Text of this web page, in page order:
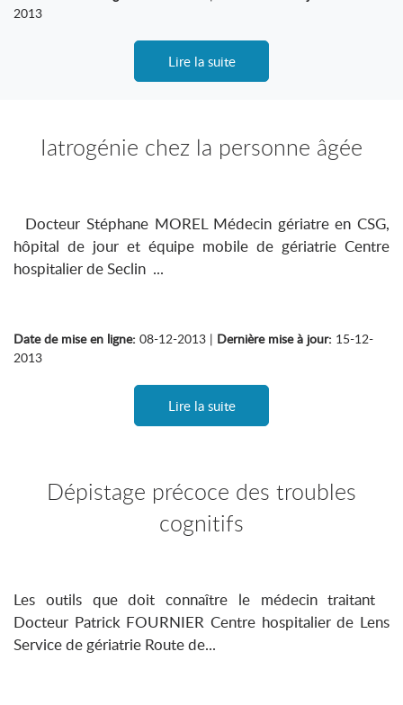
2013
Lire la suite
Iatrogénie chez la personne âgée
Docteur Stéphane MOREL Médecin gériatre en CSG,
hôpital de jour et équipe mobile de gériatrie Centre
hospitalier de Seclin ...
Date de mise en ligne: 08-12-2013 | Dernière mise à jour: 15-12-
2013
Lire la suite
Dépistage précoce des troubles
cognitifs
Les outils que doit connaître le médecin traitant
Docteur Patrick FOURNIER Centre hospitalier de Lens
Service de gériatrie Route de...